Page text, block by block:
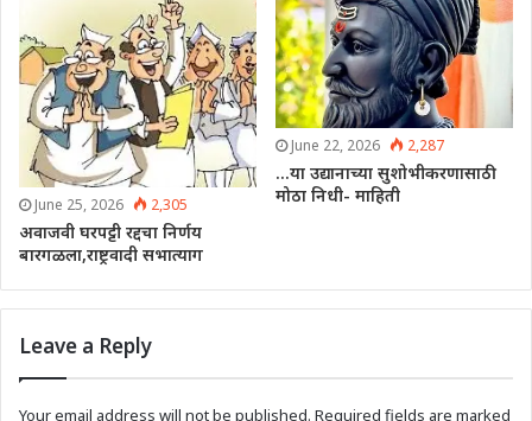
June 25, 2026 2,305
अवाजवी घरपट्टी रद्दचा निर्णय
बारगळला,राष्ट्रवादी सभात्याग
June 22, 2026 2,287
…या उद्यानाच्या सुशोभीकरणासाठी
मोठा निधी- माहिती
Leave a Reply
Your email address will not be published. Required fields are marked